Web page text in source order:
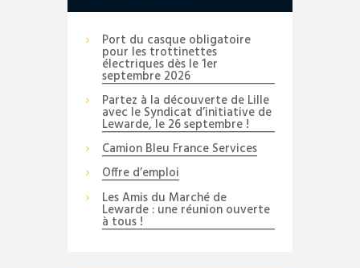
Port du casque obligatoire
pour les trottinettes
électriques dès le 1er
septembre 2026
Partez à la découverte de Lille
avec le Syndicat d’initiative de
Lewarde, le 26 septembre !
Camion Bleu France Services
Offre d’emploi
Les Amis du Marché de
Lewarde : une réunion ouverte
à tous !